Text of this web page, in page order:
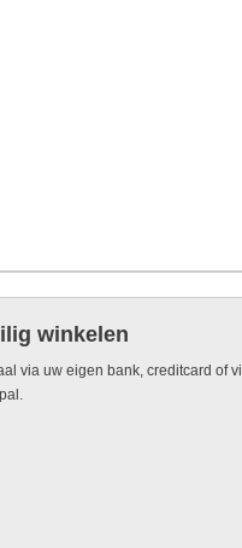
winkelen
via uw eigen bank, creditcard of